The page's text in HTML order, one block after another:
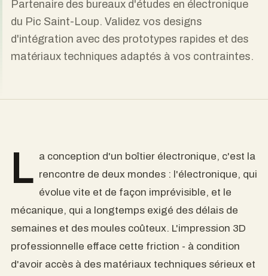
Colaboramos con estudios de diseño electrónico
en Pic Saint-Loup. Validamos sus diseños de
integración con prototipos rápidos y materiales
técnicos adaptados a sus necesidades.
E l diseño de una carcasa electrónica
representa la confluencia de dos mundos: la
electrónica, que evoluciona de forma rápida e
impredecible, y la mecánica, que tradicionalmente
ha requerido semanas de plazos de entrega y
moldes costosos. La impresión 3D profesional
elimina estas dificultades, siempre que se disponga